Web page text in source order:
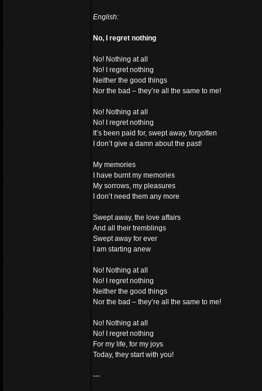
English:
No, I regret nothing
No! Nothing at all
No! I regret nothing
Neither the good things
Nor the bad – they’re all the same to me!
No! Nothing at all
No! I regret nothing
It’s been paid for, swept away, forgotten
I don’t give a damn about the past!
My memories
I have burnt my memories
My sorrows, my pleasures
I don’t need them any more
Swept away, the love affairs
And all their tremblings
Swept away for ever
I am starting anew
No! Nothing at all
No! I regret nothing
Neither the good things
Nor the bad – they’re all the same to me!
No! Nothing at all
No! I regret nothing
For my life, for my joys
Today, they start with you!
---